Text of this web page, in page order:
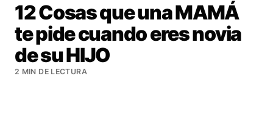
12 Cosas que una MAMÁ
te pide cuando eres novia
de su HIJO
2 MIN DE LECTURA